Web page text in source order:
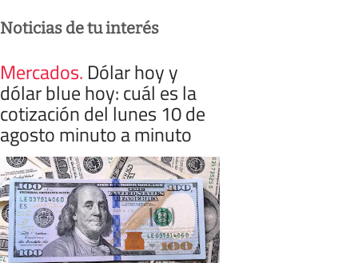
Noticias de tu interés
Mercados. Dólar hoy y
dólar blue hoy: cuál es la
cotización del lunes 10 de
agosto minuto a minuto